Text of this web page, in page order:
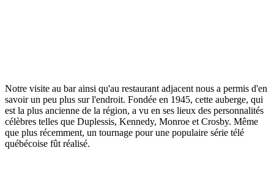
Notre visite au bar ainsi qu'au restaurant adjacent nous a permis d'en
savoir un peu plus sur l'endroit. Fondée en 1945, cette auberge, qui
est la plus ancienne de la région, a vu en ses lieux des personnalités
célèbres telles que Duplessis, Kennedy, Monroe et Crosby. Même
que plus récemment, un tournage pour une populaire série télé
québécoise fût réalisé.